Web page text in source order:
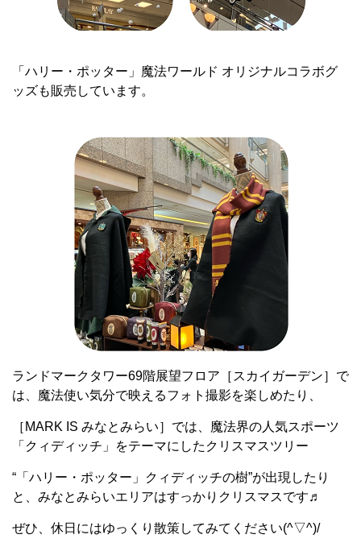
「ハリー・ポッター」魔法ワールド オリジナルコラボグ
ッズも販売しています。
ランドマークタワー69階展望フロア［スカイガーデン］で
は、魔法使い気分で映えるフォト撮影を楽しめたり、
［MARK IS みなとみらい］では、魔法界の人気スポーツ
「クィディッチ」をテーマにしたクリスマスツリー
“「ハリー・ポッター」クィディッチの樹”が出現したり
と、みなとみらいエリアはすっかりクリスマスです♬
ぜひ、休日にはゆっくり散策してみてください(^▽^)/